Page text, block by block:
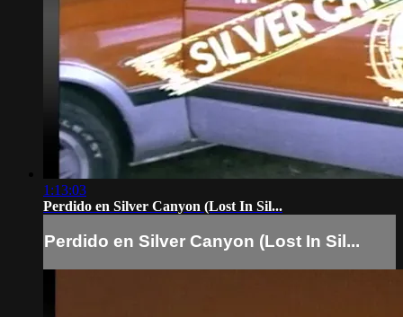
1:13:03
Perdido en Silver Canyon (Lost In Sil...
Perdido en Silver Canyon (Lost In Sil...